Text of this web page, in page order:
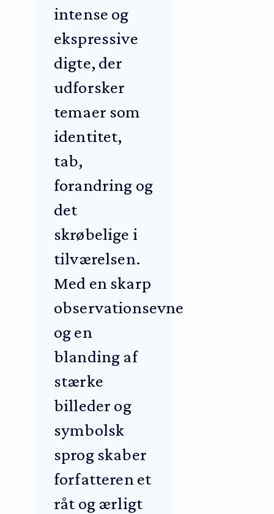
intense og
ekspressive
digte, der
udforsker
temaer som
identitet,
tab,
forandring og
det
skrøbelige i
tilværelsen.
Med en skarp
observationsevne
og en
blanding af
stærke
billeder og
symbolsk
sprog skaber
forfatteren et
råt og ærligt